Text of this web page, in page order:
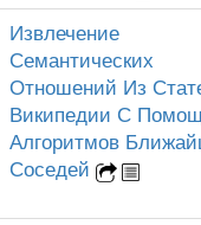
Извлечение
Семантических
Отношений Из
Википедии С
Алгоритмов
Соседей